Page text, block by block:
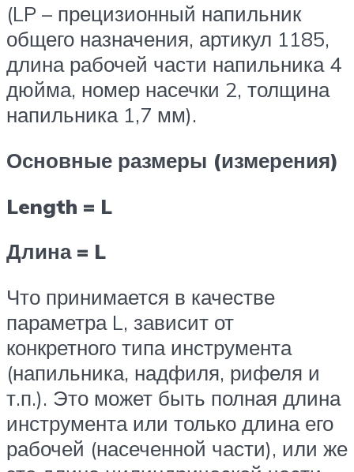
(LP – прецизионный напильник
общего назначения, артикул 1185,
длина рабочей части напильника 4
дюйма, номер насечки 2, толщина
напильника 1,7 мм).
Основные размеры (измерения)
Length = L
Длина = L
Что принимается в качестве
параметра L, зависит от
конкретного типа инструмента
(напильника, надфиля, рифеля и
т.п.). Это может быть полная длина
инструмента или только длина его
рабочей (насеченной части), или же